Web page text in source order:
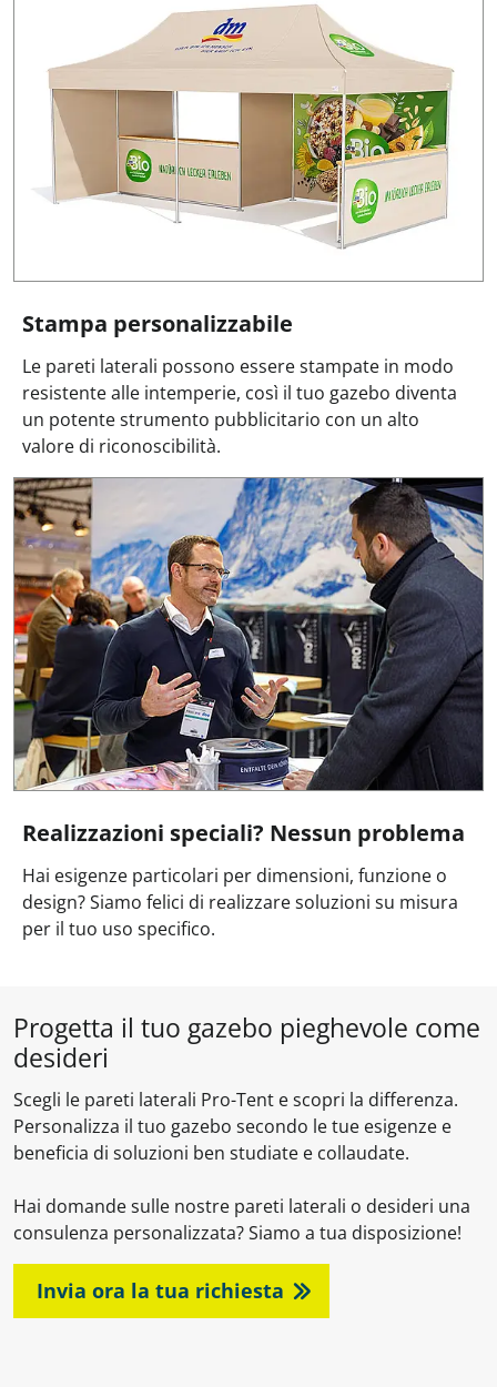
Stampa personalizzabile
Le pareti laterali possono essere stampate in modo
resistente alle intemperie, così il tuo gazebo diventa
un potente strumento pubblicitario con un alto
valore di riconoscibilità.
Realizzazioni speciali? Nessun problema
Hai esigenze particolari per dimensioni, funzione o
design? Siamo felici di realizzare soluzioni su misura
per il tuo uso specifico.
Progetta il tuo gazebo pieghevole come
desideri
Scegli le pareti laterali Pro-Tent e scopri la differenza.
Personalizza il tuo gazebo secondo le tue esigenze e
beneficia di soluzioni ben studiate e collaudate.
Hai domande sulle nostre pareti laterali o desideri una
consulenza personalizzata? Siamo a tua disposizione!
Invia ora la tua richiesta